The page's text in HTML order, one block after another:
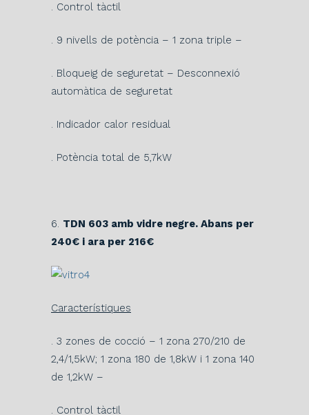
. Control tàctil
. 9 nivells de potència – 1 zona triple –
. Bloqueig de seguretat – Desconnexió
automàtica de seguretat
. Indicador calor residual
. Potència total de 5,7kW
6. TDN 603 amb vidre negre. Abans per
240€ i ara per 216€
Característiques
. 3 zones de cocció – 1 zona 270/210 de
2,4/1,5kW; 1 zona 180 de 1,8kW i 1 zona 140
de 1,2kW –
. Control tàctil